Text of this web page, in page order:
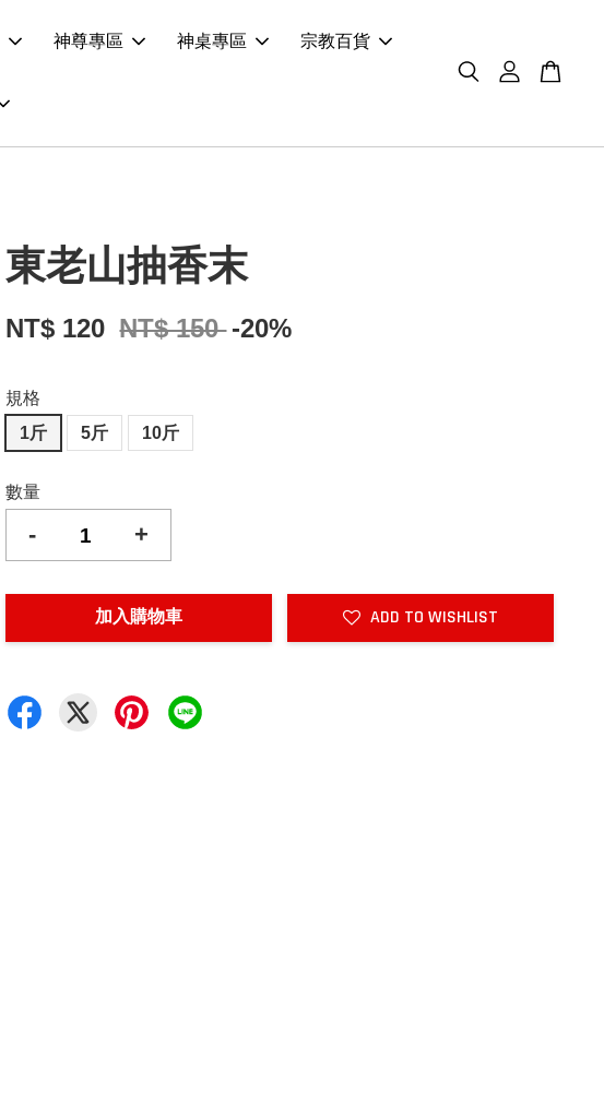
神尊專區 神桌專區 宗教百貨
東老山抽香末
NT$ 120 NT$ 150 -20%
規格
1斤
5斤 10斤
數量
- +
加入購物車 ADD TO WISHLIST